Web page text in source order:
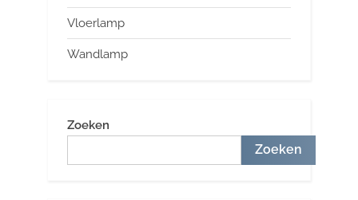
Vloerlamp
Wandlamp
Zoeken
Zoeken